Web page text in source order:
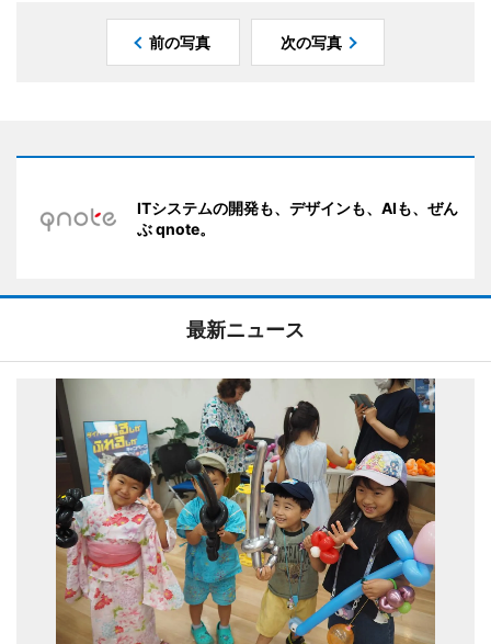
前の写真 次の写真
ITシステムの開発も、デザインも、AIも、ぜん
ぶ qnote。
最新ニュース